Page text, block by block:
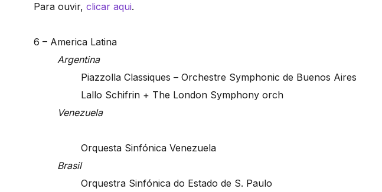
Para ouvir, clicar aqui.
6 – America Latina
Argentina
Piazzolla Classiques – Orchestre Symphonic de Buenos Aires
Lallo Schifrin + The London Symphony orch
Venezuela
Orquesta Sinfónica Venezuela
Brasil
Orquestra Sinfónica do Estado de S. Paulo